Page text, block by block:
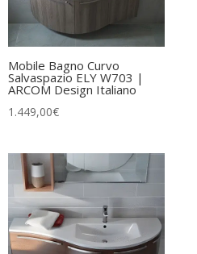
Mobile Bagno Curvo
Salvaspazio ELY W703 |
ARCOM Design Italiano
1.449,00€